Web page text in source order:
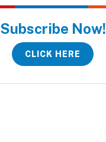
Subscribe Now!
CLICK HERE